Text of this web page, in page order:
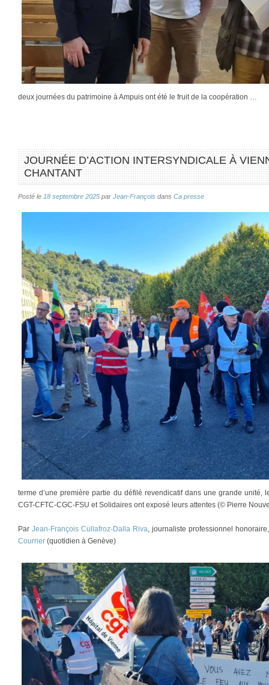
deux journées du patrimoine à Ampuis ont été le fruit de la coopération …
JOURNÉE D’ACTION INTERSYNDICALE À
CHANTANT
Posté le 18 septembre 2025 par Jean-François dans Ca presse
terme d’une première partie du défilé revendicatif dans une grande unité,
CGT-CFTC-CGC-FSU et Solidaires ont exposé leurs attentes (© Pierre
Par Jean-François Cullafroz-Dalla Riva, journaliste professionnel
Courrier (quotidien à Genève)